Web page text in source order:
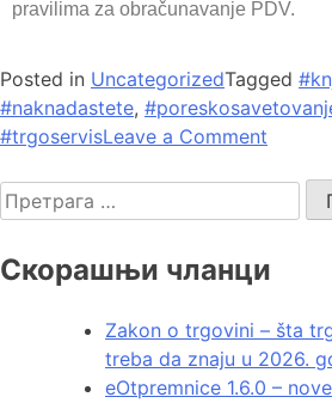
pravilima za obračunavanje PDV.
Posted in UncategorizedTagged
#naknadastete,
#trgoservisLeave a Comment
Скорашњи чланци
Zakon o trgovini – šta
treba da znaju u 2026.
eOtpremnice 1.6.0 –